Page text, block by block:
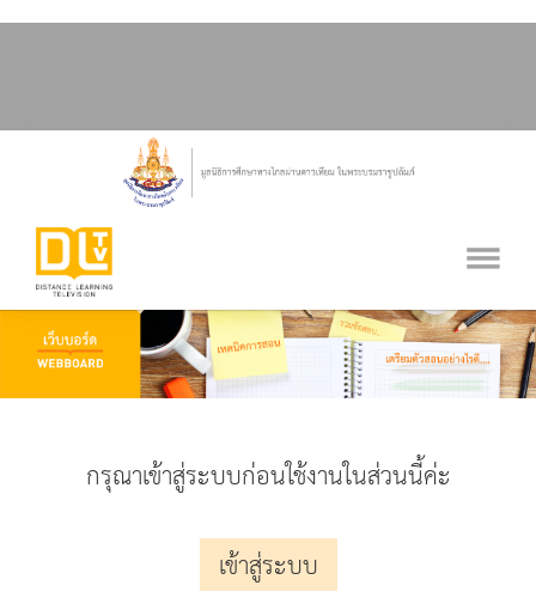
กรุณาเข้าสู่ระบบก่อนใช้งานในส่วนนี้ค่ะ
เข้าสู่ระบบ